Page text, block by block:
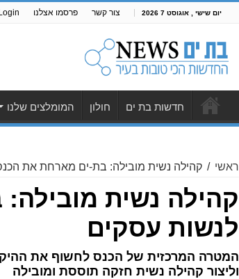
יום שישי , אוגוסט 7 2026 צור קשר פרסמו אצלנו Login
חדשות בת ים חולון המומלצים שלנו
ראשי / קהילה נשית מובילה: בת-ים מארחת את
קהילה נשית
לנשות עסקים
המטרה המרכזית של הכנס לחשוף את
וליצור קהילה נשית חזקה תוססת ומובילה